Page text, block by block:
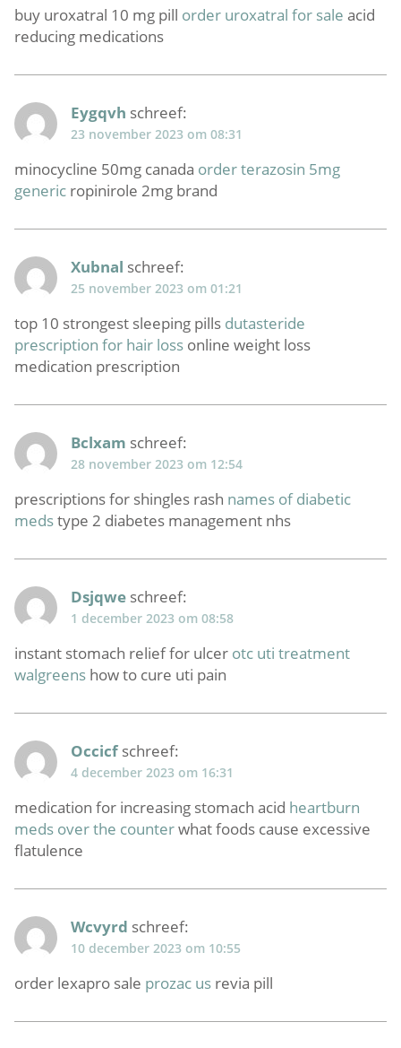
buy uroxatral 10 mg pill order uroxatral for sale acid
reducing medications
Eygqvh schreef:
23 november 2023 om 08:31
minocycline 50mg canada order terazosin 5mg
generic ropinirole 2mg brand
Xubnal schreef:
25 november 2023 om 01:21
top 10 strongest sleeping pills dutasteride
prescription for hair loss online weight loss
medication prescription
Bclxam schreef:
28 november 2023 om 12:54
prescriptions for shingles rash names of diabetic
medstype 2 diabetes management nhs
Dsjqwe schreef:
1 december 2023 om 08:58
instant stomach relief for ulcer otc uti treatment
walgreens how to cure uti pain
Occicf schreef:
4 december 2023 om 16:31
medication for increasing stomach acid heartburn
meds over the counterwhat foods cause excessive
flatulence
Wcvyrd schreef:
10 december 2023 om 10:55
order lexapro sale prozac us revia pill